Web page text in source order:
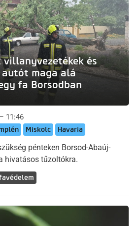
villanyvezetékek és
autót maga alá
fa Borsodban
11:46
Miskolc Havaria
pénteken Borsod-Abaúj-
hivatásos tűzoltókra.